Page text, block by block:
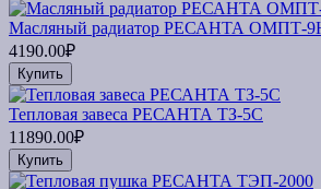
Масляный радиатор РЕСАНТА ОМПТ-
4190.00₽
Купить
Тепловая завеса РЕСАНТА ТЗ-5С
11890.00₽
Купить